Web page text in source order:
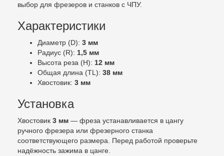
выбор для фрезеров и станков с ЧПУ.
Характеристики
Диаметр (D): 3 мм
Радиус (R): 1,5 мм
Высота реза (H): 12 мм
Общая длина (TL): 38 мм
Хвостовик: 3 мм
Установка
Хвостовик 3 мм — фреза устанавливается в цангу
ручного фрезера или фрезерного станка
соответствующего размера. Перед работой проверьте
надёжность зажима в цанге.